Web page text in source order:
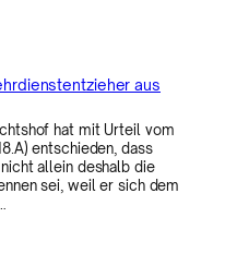
aus
hat mit Urteil vom
entschieden, dass
allein deshalb die
sei, weil er sich dem